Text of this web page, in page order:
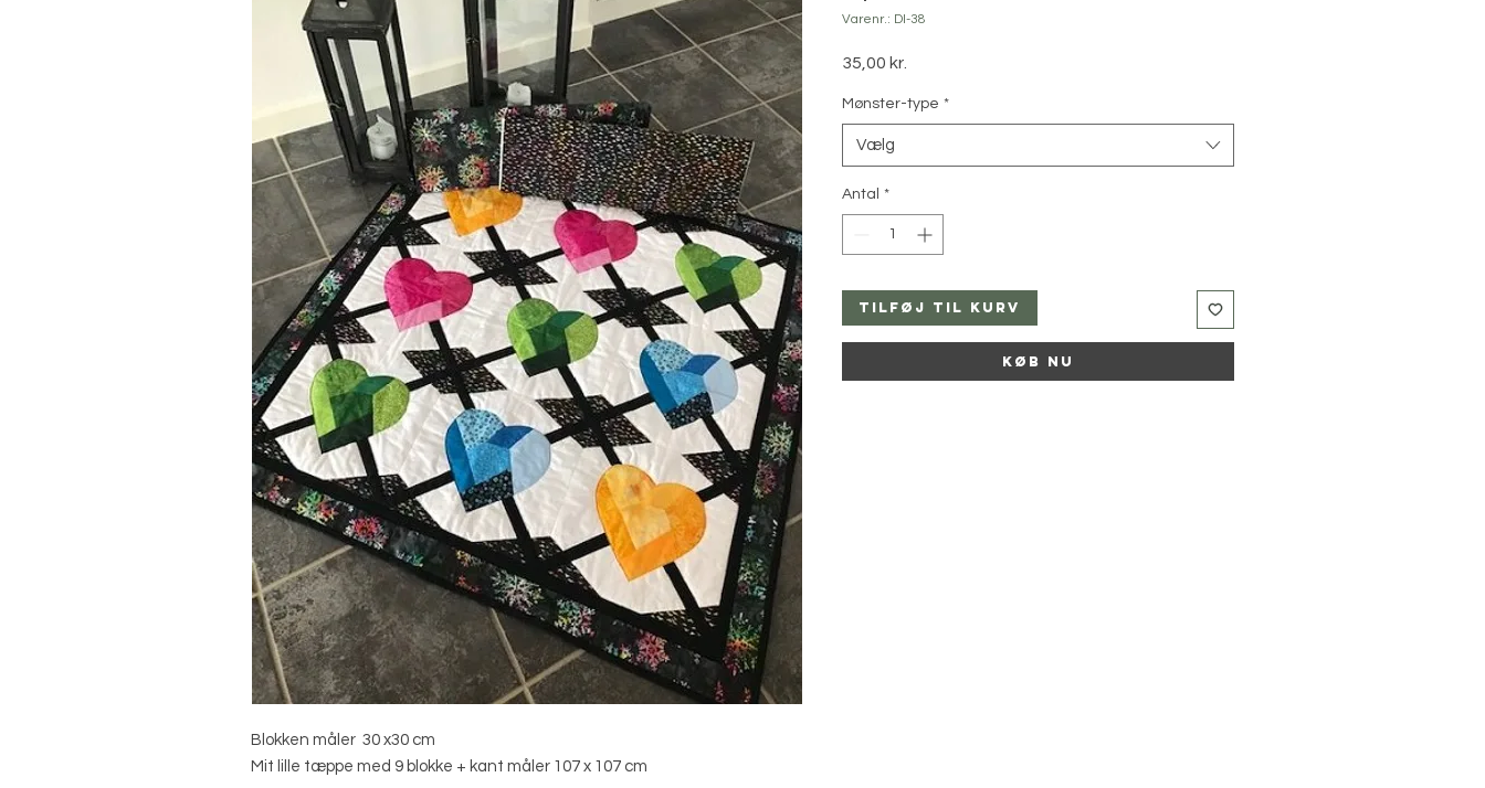
Blokken måler 30 x30 cm
Mit lille tæppe med 9 blokke + kant måler 107 x 107 cm
Varenr.: DI-38
35,00 kr.
Mønster-type *
Vælg
Antal *
Tilføj til kurv
Køb nu